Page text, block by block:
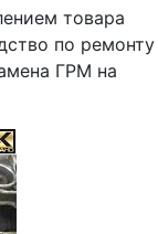
товара
по ремонту
ГРМ на